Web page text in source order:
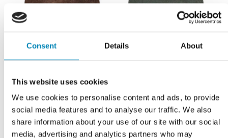
Consent Details About
This website uses cookies
We use cookies to personalise content and ads, to provide
social media features and to analyse our traffic. We also
share information about your use of our site with our social
media, advertising and analytics partners who may
Laminat bordplade
BP6666 på mål
FØR: 1.010,00
606,00DKK
BP6667 på mål
FØR: 1.010,00
606,00DKK